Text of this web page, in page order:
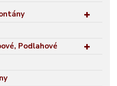
Podlahové